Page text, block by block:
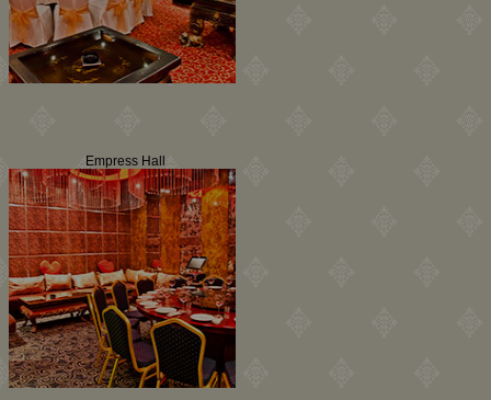
Empress Hall